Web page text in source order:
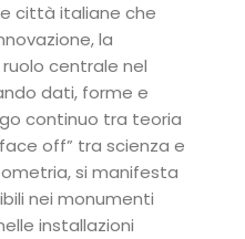
città italiane che
la
centrale nel
dati, forme e
continuo tra teoria
off” tra scienza e
si manifesta
nei monumenti
installazioni